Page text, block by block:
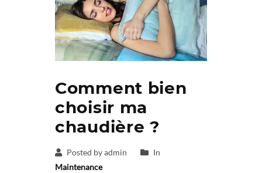
Comment bien
choisir ma
chaudière ?
Posted by admin
In
Maintenance